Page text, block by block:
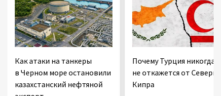
Как атаки на танкеры
в Черном море остановили
казахстанский нефтяной
Почему Турция никогда
не откажется от
Кипра